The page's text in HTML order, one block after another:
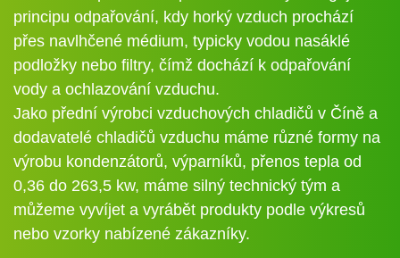
principu odpařování, kdy horký vzduch prochází
přes navlhčené médium, typicky vodou nasáklé
podložky nebo filtry, čímž dochází k odpařování
vody a ochlazování vzduchu.
Jako přední výrobci vzduchových chladičů v Číně a
dodavatelé chladičů vzduchu máme různé formy na
výrobu kondenzátorů, výparníků, přenos tepla od
0,36 do 263,5 kw, máme silný technický tým a
můžeme vyvíjet a vyrábět produkty podle výkresů
nebo vzorky nabízené zákazníky.